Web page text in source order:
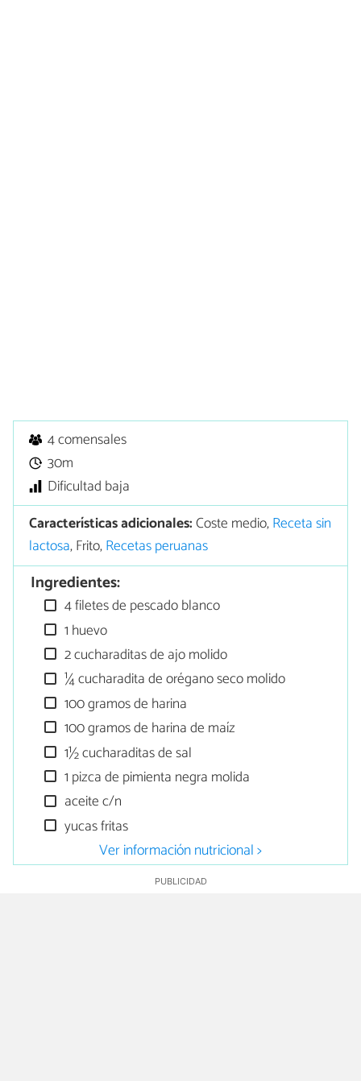
4 comensales
30m
Dificultad baja
Características adicionales:Coste medio,Receta sin
lactosa, Frito,Recetas peruanas
Ingredientes:
4 filetes de pescado blanco
1 huevo
2 cucharaditas de ajo molido
¼ cucharadita de orégano seco molido
100 gramos de harina
100 gramos de harina de maíz
1½ cucharaditas de sal
1 pizca de pimienta negra molida
aceite c/n
yucas fritas
Ver información nutricional >